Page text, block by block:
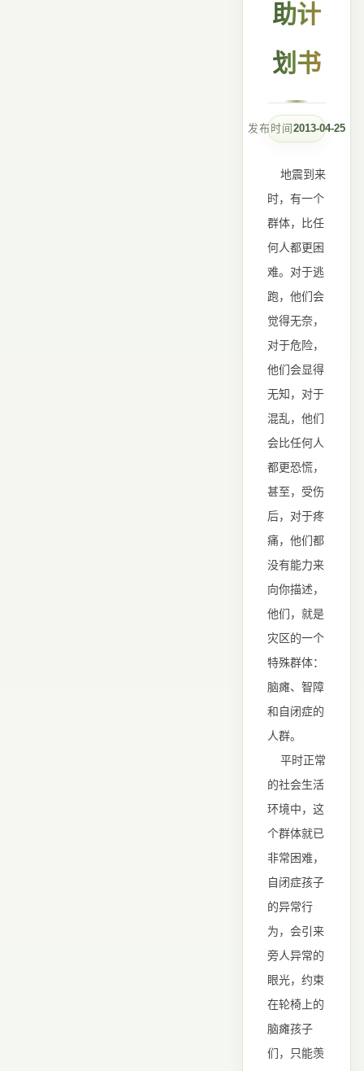
助计
划书
发布时间2013-04-25
地震到来
时，有一个
群体，比任
何人都更困
难。对于逃
跑，他们会
觉得无奈，
对于危险，
他们会显得
无知，对于
混乱，他们
会比任何人
都更恐慌，
甚至，受伤
后，对于疼
痛，他们都
没有能力来
向你描述，
他们，就是
灾区的一个
特殊群体：
脑瘫、智障
和自闭症的
人群。
平时正常
的社会生活
环境中，这
个群体就已
非常困难，
自闭症孩子
的异常行
为，会引来
旁人异常的
眼光，约束
在轮椅上的
脑瘫孩子
们，只能羡